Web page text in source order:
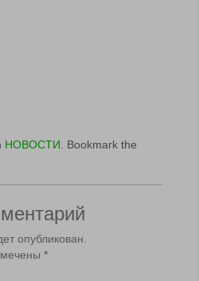
НОВОСТИ . Bookmark the
опубликован.
*